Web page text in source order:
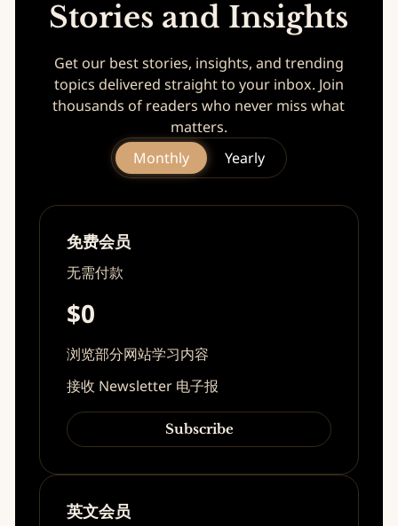
Stories and Insights
Get our best stories, insights, and trending
topics delivered straight to your inbox. Join
thousands of readers who never miss what
matters.
Monthly
Yearly
免费会员
无需付款
$0
浏览部分网站学习内容
接收 Newsletter 电子报
Subscribe
英文会员